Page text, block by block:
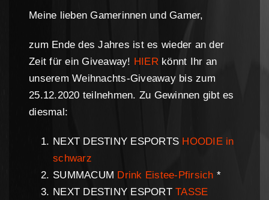
Meine lieben Gamerinnen und Gamer,
zum Ende des Jahres ist es wieder an der
Zeit für ein Giveaway! HIERkönnt Ihr an
unserem Weihnachts-Giveaway bis zum
25.12.2020 teilnehmen. Zu Gewinnen gibt es
diesmal:
NEXT DESTINY ESPORTS HOODIE in
schwarz
SUMMACUM Drink Eistee-Pfirsich *
NEXT DESTINY ESPORTTASSE